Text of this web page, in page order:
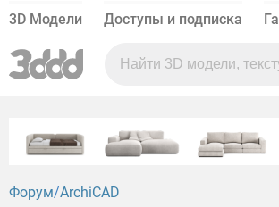
3D Модели Доступы и подписка
Форум ArchiCAD